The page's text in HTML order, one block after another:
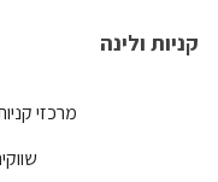
קניות ולינה
מרכזי